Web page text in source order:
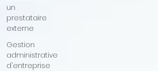
un
prestataire
externe
Gestion
administrative
d'entreprise